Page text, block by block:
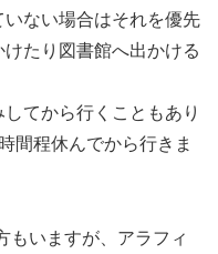
ない場合はそれを優先
たり図書館へ出かける
てから行くこともあり
間程休んでから行きま
いますが、アラフィ